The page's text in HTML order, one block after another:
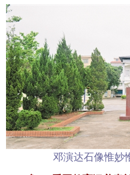
邓演达石像惟妙